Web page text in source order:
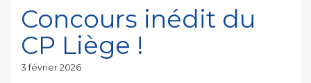
Vanloo
précise
à
Portland,
Concours inédit du
CP Liège !
Publié
3 février 2026